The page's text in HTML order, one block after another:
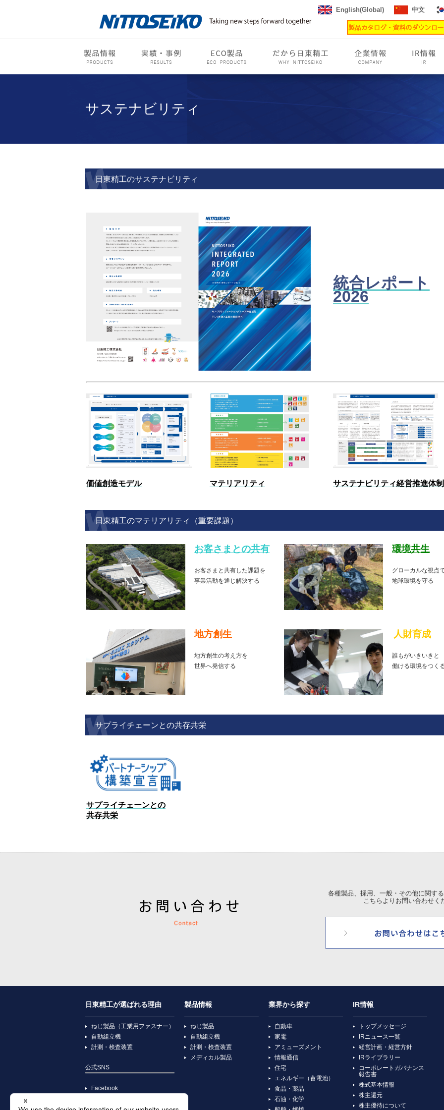
English(Global) 中文
サステナビリティ
日東精工のサステナビリティ
統合レポート
2026
価値創造モデル マテリアリティ サステナビリティ経営推進体制
日東精工のマテリアリティ（重要課題）
お客さまとの共有
お客さまと共有した課題を
事業活動を通じ解決する
環境共生
グローカルな視点
地球環境を守る
地方創生
地方創生の考え方を
世界へ発信する
人財育成
誰もがいきいきと
働ける環境をつく
サプライチェーンとの共存共栄
サプライチェーンとの
共存共栄
各種製品、採用、一般・その他に関す
こちらよりお問い合わせく
日東精工が選ばれる理由
ねじ製品（工業用ファスナー）
自動組立機
計測・検査装置
公式SNS
Facebook
製品情報
ねじ製品
自動組立機
計測・検査装置
メディカル製品
業界から探す
自動車
家電
アミューズメント
情報通信
住宅
エネルギー（蓄電池）
食品・薬品
石油・化学
IR情報
トップメッセージ
IRニュース一覧
経営計画・経営方針
IRライブラリー
コーポレートガバナンス
報告書
株式基本情報
株主還元
株主優待について